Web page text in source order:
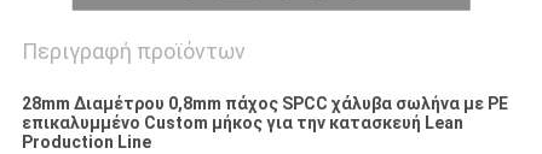
Περιγραφή προϊόντων
28mm Διαμέτρου 0,8mm πάχος SPCC χάλυβα σωλήνα με PE
επικαλυμμένο Custom μήκος για την κατασκευή Lean
Production Line